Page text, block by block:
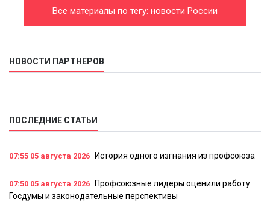
Все материалы по тегу: новости России
НОВОСТИ ПАРТНЕРОВ
ПОСЛЕДНИЕ СТАТЬИ
07:55 05 августа 2026 История одного изгнания из профсоюза
07:50 05 августа 2026
Профсоюзные лидеры оценили работу
Госдумы и законодательные перспективы